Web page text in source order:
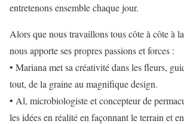
entretenons ensemble chaque jour.
Alors que nous travaillons tous côte à côte à
nous apporte ses propres passions et forces :
• Mariana met sa créativité dans les fleurs,
tout, de la graine au magnifique design.
• Al, microbiologiste et concepteur de
les idées en réalité en façonnant le terrain et